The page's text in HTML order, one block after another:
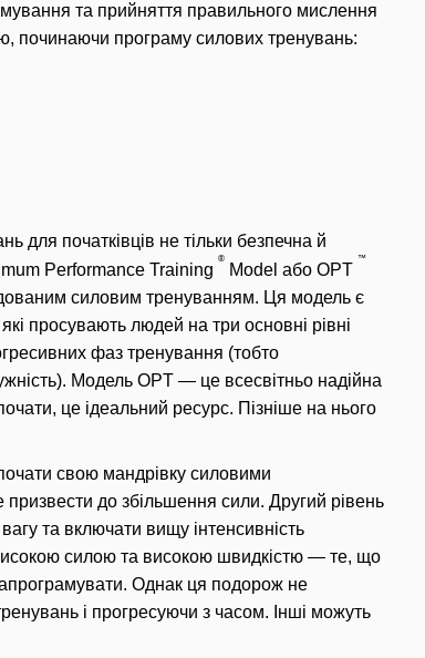
та прийняття правильного мислення
починаючи програму силових тренувань:
початківців не тільки безпечна й
Performance Training
®
Model або OPT
™
силовим тренуванням. Ця модель є
просувають людей на три основні рівні
фаз тренування (тобто
Модель OPT — це всесвітньо надійна
це ідеальний ресурс. Пізніше на нього
свою мандрівку силовими
до збільшення сили. Другий рівень
та включати вищу інтенсивність
силою та високою швидкістю — те, що
Однак ця подорож не
і прогресуючи з часом. Інші можуть